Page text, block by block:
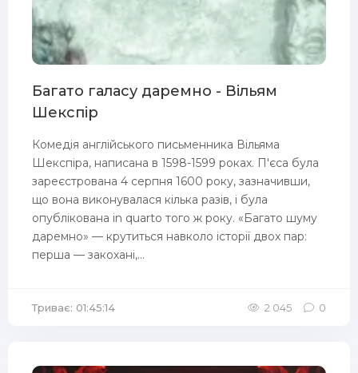
Багато галасу даремно - Вільям
Шекспір
Комедія англійського письменника Вільяма
Шекспіра, написана в 1598-1599 роках. П'єса була
зареєстрована 4 серпня 1600 року, зазначивши,
що вона виконувалася кілька разів, і була
опублікована in quarto того ж року. «Багато шуму
даремно» — крутиться навколо історії двох пар:
перша — закохані,...
Триває: 01:45:14 2 045 0